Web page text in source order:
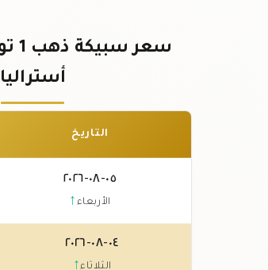
أستراليا
التاريخ
٠٥-٠٨-٢٠٢٦
الأربعاء ↑
٠٤-٠٨-٢٠٢٦
الثلاثاء↑